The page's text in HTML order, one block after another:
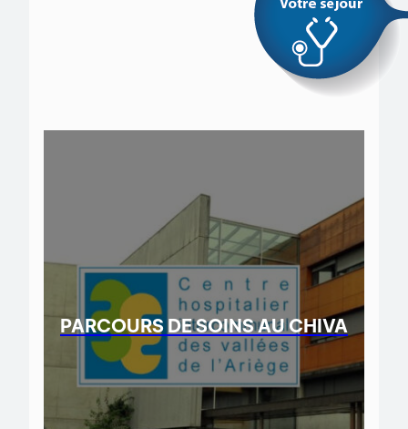
PARCOURS DE SOINS AU CHIVA